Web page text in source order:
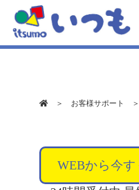
＞ お客様サポート
WEBから今